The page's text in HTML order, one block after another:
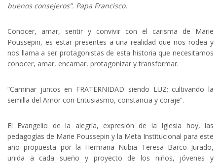
buenos consejeros”. Papa Francisco.
Conocer, amar, sentir y convivir con el carisma de Marie
Poussepin, es estar presentes a una realidad que nos rodea y
nos llama a ser protagonistas de esta historia que necesitamos
conocer, amar, encarnar, protagonizar y transformar.
“Caminar juntos en FRATERNIDAD siendo LUZ; cultivando la
semilla del Amor con Entusiasmo, constancia y coraje”.
El Evangelio de la alegría, expresión de la Iglesia hoy, las
pedagogías de Marie Poussepin y la Meta Institucional para este
año propuesta por la Hermana Nubia Teresa Barco Jurado,
unida a cada sueño y proyecto de los niños, jóvenes y